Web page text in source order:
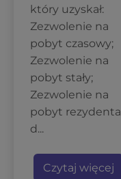
który uzyskał:
Zezwolenie na
pobyt czasowy;
Zezwolenie na
pobyt stały;
Zezwolenie na
pobyt rezydenta
d...
Czytaj więcej